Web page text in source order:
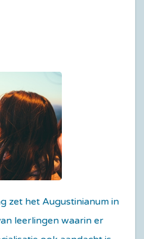
zet het Augustinianum in
leerlingen waarin er